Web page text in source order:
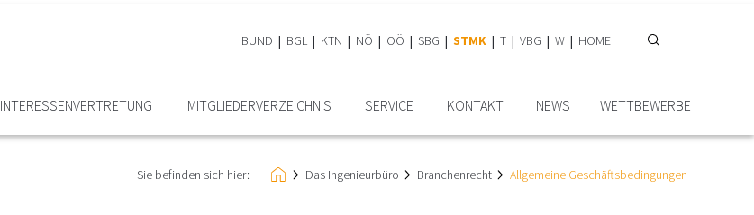
BUND BGL KTN NÖ OÖ SBG STMK T VBG W HOME
INTERESSEN­VERTRETUNG MITGLIEDER­VERZEICHNIS SERVICE KONTAKT NEWS WETTBEWERBE
Sie befinden sich hier: Das Ingenieurbüro Branchenrecht Allgemeine Geschäftsbedingungen